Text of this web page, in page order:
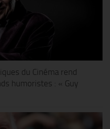
du Cinéma rend
humoristes : « Guy